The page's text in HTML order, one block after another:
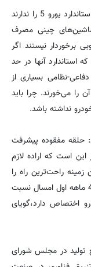
وی تصریح کرد: چرا باید خودروهای وارداتی که استاندارد یورو 5 را ندارند
ماشین‌های چینی مصرف
برخوردار نیستند اگر
استاندارد آنها در حد
نظامی بسیاری از
را می‌خورند. چرا باید
نداشته باشد.
بیان کرد: حلقه مفقوده پیشرفت
است که اراده لازم
زمینه راحت‌ترین راه را
انتخاب کرده‌اند و افزایش 25 درصدی واردات در 4 ماهه اول امسال نسبت
اختصاص دارد،گویای
تولید در مجلس شورای